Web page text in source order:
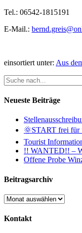
Tel.: 06542-1815191
E-Mail.:
einsortiert unter: Aus
Neueste Beiträge
🌞START frei für
Tourist
!! WANTED!! –
Offene Probe
Beitragsarchiv
Beitragsarchiv
Kontakt